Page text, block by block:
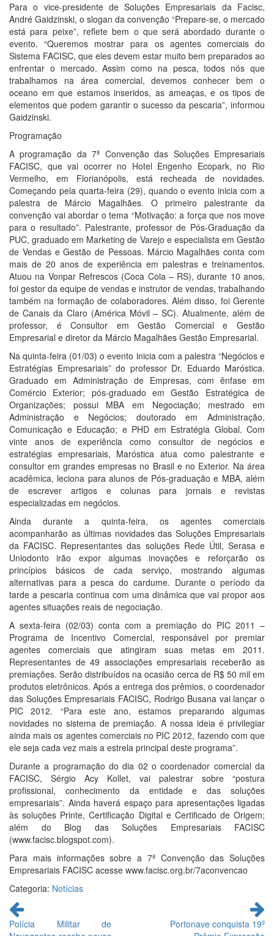
Para o vice-presidente de Soluções Empresariais da Facisc,
André Gaidzinski, o slogan da convenção “Prepare-se, o mercado
está para peixe”, reflete bem o que será abordado durante o
evento. “Queremos mostrar para os agentes comerciais do
Sistema FACISC, que eles devem estar muito bem preparados ao
enfrentar o mercado. Assim como na pesca, todos nós que
trabalhamos na área comercial, devemos conhecer bem o
oceano em que estamos inseridos, as ameaças, e os tipos de
elementos que podem garantir o sucesso da pescaria”, informou
Gaidzinski.
Programação
A programação da 7ª Convenção das Soluções Empresariais
FACISC, que vai ocorrer no Hotel Engenho Ecopark, no Rio
Vermelho, em Florianópolis, está recheada de novidades.
Começando pela quarta-feira (29), quando o evento inicia com a
palestra de Márcio Magalhães. O primeiro palestrante da
convenção vai abordar o tema “Motivação: a força que nos move
para o resultado”. Palestrante, professor de Pós-Graduação da
PUC, graduado em Marketing de Varejo e especialista em Gestão
de Vendas e Gestão de Pessoas. Márcio Magalhães conta com
mais de 20 anos de experiência em palestras e treinamentos.
Atuou na Vonpar Refrescos (Coca Cola – RS), durante 10 anos,
foi gestor da equipe de vendas e instrutor de vendas, trabalhando
também na formação de colaboradores. Além disso, foi Gerente
de Canais da Claro (América Móvil – SC). Atualmente, além de
professor, é Consultor em Gestão Comercial e Gestão
Empresarial e diretor da Márcio Magalhães Gestão Empresarial.
Na quinta-feira (01/03) o evento inicia com a palestra “Negócios e
Estratégias Empresariais” do professor Dr. Eduardo Maróstica.
Graduado em Administração de Empresas, com ênfase em
Comércio Exterior; pós-graduado em Gestão Estratégica de
Organizações; possui MBA em Negociação; mestrado em
Administração e Negócios; doutorado em Administração,
Comunicação e Educação; e PHD em Estratégia Global. Com
vinte anos de experiência como consultor de negócios e
estratégias empresariais, Maróstica atua como palestrante e
consultor em grandes empresas no Brasil e no Exterior. Na área
acadêmica, leciona para alunos de Pós-graduação e MBA, além
de escrever artigos e colunas para jornais e revistas
especializadas em negócios.
Ainda durante a quinta-feira, os agentes comerciais
acompanharão as últimas novidades das Soluções Empresariais
da FACISC. Representantes das soluções Rede Útil, Serasa e
Uniodonto irão expor algumas inovações e reforçarão os
princípios básicos de cada serviço, mostrando algumas
alternativas para a pesca do cardume. Durante o período da
tarde a pescaria continua com uma dinâmica que vai propor aos
agentes situações reais de negociação.
A sexta-feira (02/03) conta com a premiação do PIC 2011 –
Programa de Incentivo Comercial, responsável por premiar
agentes comerciais que atingiram suas metas em 2011.
Representantes de 49 associações empresariais receberão as
premiações. Serão distribuídos na ocasião cerca de R$ 50 mil em
produtos eletrônicos. Após a entrega dos prêmios, o coordenador
das Soluções Empresariais FACISC, Rodrigo Busana vai lançar o
PIC 2012. “Para este ano, estamos preparando algumas
novidades no sistema de premiação. A nossa ideia é privilegiar
ainda mais os agentes comerciais no PIC 2012, fazendo com que
ele seja cada vez mais a estrela principal deste programa”.
Durante a programação do dia 02 o coordenador comercial da
FACISC, Sérgio Acy Kollet, vai palestrar sobre “postura
profissional, conhecimento da entidade e das soluções
empresariais”. Ainda haverá espaço para apresentações ligadas
às soluções Printe, Certificação Digital e Certificado de Origem;
além do Blog das Soluções Empresariais FACISC
(www.facisc.blogspot.com).
Para mais informações sobre a 7ª Convenção das Soluções
Empresariais FACISC acesse www.facisc.org.br/7aconvencao
Categoria: Notícias
Continue
lendo
Polícia Militar de
Portonave conquista 19º